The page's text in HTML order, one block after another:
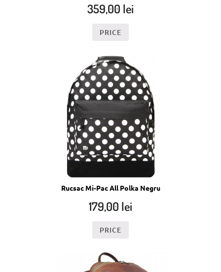
359,00 lei
PRICE
Rucsac Mi-Pac All Polka Negru
179,00 lei
PRICE